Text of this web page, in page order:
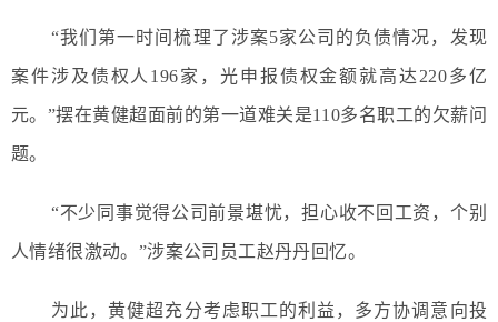
“我们第一时间梳理了涉案5家公司的负债情况，发现
案件涉及债权人196家，光申报债权金额就高达220多亿
元。”摆在黄健超面前的第一道难关是110多名职工的欠薪问
题。
“不少同事觉得公司前景堪忧，担心收不回工资，个别
人情绪很激动。”涉案公司员工赵丹丹回忆。
为此，黄健超充分考虑职工的利益，多方协调意向投